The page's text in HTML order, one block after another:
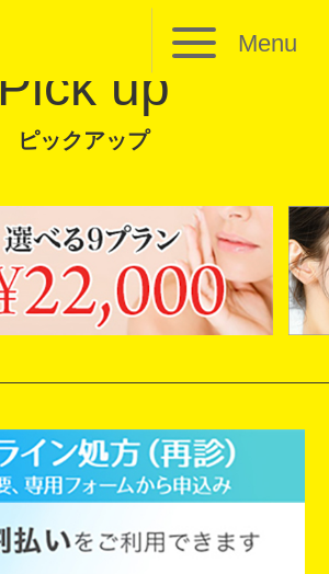
Menu
Pick up
ピックアップ